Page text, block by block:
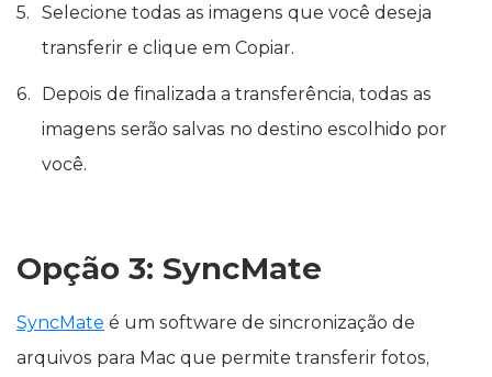
Selecione todas as imagens que você deseja
transferir e clique em Copiar.
Depois de finalizada a transferência, todas as
imagens serão salvas no destino escolhido por
você.
Opção 3: SyncMate
SyncMate é um software de sincronização de
arquivos para Mac que permite transferir fotos,